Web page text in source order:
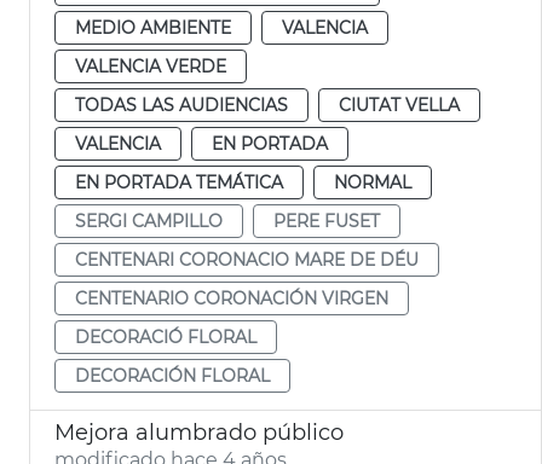
MEDIO AMBIENTE
VALENCIA
VALENCIA VERDE
TODAS LAS AUDIENCIAS
CIUTAT VELLA
VALENCIA
EN PORTADA
EN PORTADA TEMÁTICA
NORMAL
SERGI CAMPILLO
PERE FUSET
CENTENARI CORONACIO MARE DE DÉU
CENTENARIO CORONACIÓN VIRGEN
DECORACIÓ FLORAL
DECORACIÓN FLORAL
Mejora alumbrado público
modificado hace 4 años